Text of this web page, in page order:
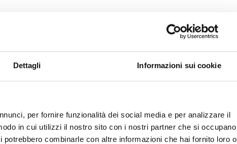
Dettagli Informazioni sui cookie
per fornire funzionalità dei social media e per analizzare il
in cui utilizzi il nostro sito con i nostri partner che si occupano
combinarle con altre informazioni che hai fornito loro o